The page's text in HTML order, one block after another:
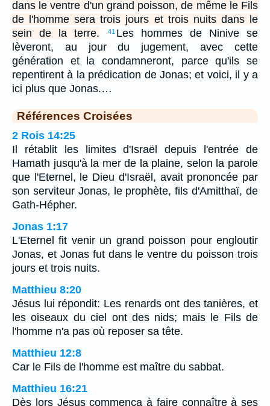
dans le ventre d'un grand poisson, de même le Fils
de l'homme sera trois jours et trois nuits dans le
sein de la terre.
41 Les hommes de Ninive se
lèveront, au jour du jugement, avec cette
génération et la condamneront, parce qu'ils se
repentirent à la prédication de Jonas; et voici, il y a
ici plus que Jonas.…
Références Croisées
2 Rois 14:25
Il rétablit les limites d'Israël depuis l'entrée de
Hamath jusqu'à la mer de la plaine, selon la parole
que l'Eternel, le Dieu d'Israël, avait prononcée par
son serviteur Jonas, le prophète, fils d'Amitthaï, de
Gath-Hépher.
Jonas 1:17
L'Eternel fit venir un grand poisson pour engloutir
Jonas, et Jonas fut dans le ventre du poisson trois
jours et trois nuits.
Matthieu 8:20
Jésus lui répondit: Les renards ont des tanières, et
les oiseaux du ciel ont des nids; mais le Fils de
l'homme n'a pas où reposer sa tête.
Matthieu 12:8
Car le Fils de l'homme est maître du sabbat.
Matthieu 16:21
Dès lors Jésus commença à faire connaître à ses